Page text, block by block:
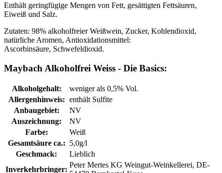
Enthält geringfügige Mengen von Fett, gesättigten Fettsäuren,
Eiweiß und Salz.
Zutaten: 98% alkoholfreier Weißwein, Zucker, Kohlendioxid,
natürliche Aromen, Antioxidationsmittel:
Ascorbinsäure, Schwefeldioxid.
Maybach Alkoholfrei Weiss - Die Basics:
Alkoholgehalt:
weniger als 0,5% Vol.
Allergenhinweis: enthält Sulfite
Anbaugebiet:
NV
Auszeichnung:
NV
Farbe:
Weiß
Gesamtsäure ca.: 5,0g/l
Geschmack:
Lieblich
Inverkehrbringer:
Peter Mertes KG Weingut-Weinkellerei, DE-